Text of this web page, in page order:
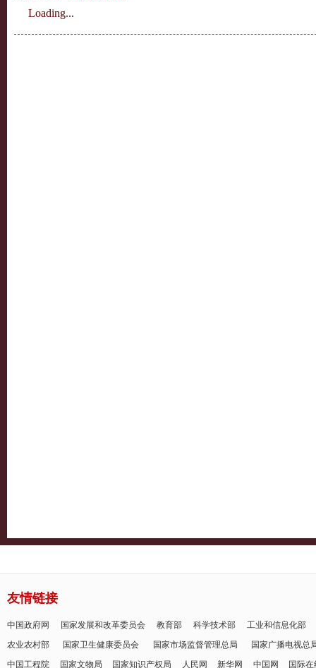
Loading...
友情链接
中国政府网 国家发展和改革委员会 教育部 科学技术部
工业和信息化部
农业农村部
国家卫生健康委员会 国家市场监督管理总局
国家广播电视总
中国工程院
国家文物局 国家知识产权局 人民网 新华网 中国网 国际在